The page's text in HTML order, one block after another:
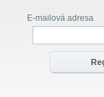
E-mailová adresa